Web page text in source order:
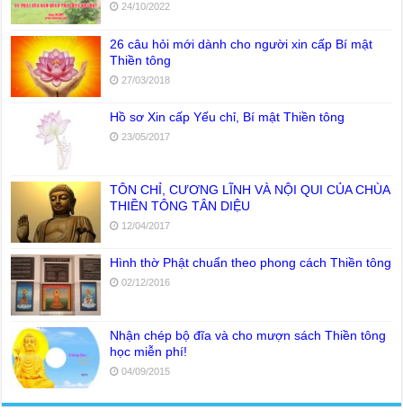
24/10/2022
26 câu hỏi mới dành cho người xin cấp Bí mật
Thiền tông
27/03/2018
Hồ sơ Xin cấp Yếu chỉ, Bí mật Thiền tông
23/05/2017
TÔN CHỈ, CƯƠNG LĨNH VÀ NỘI QUI CỦA CHÙA
THIỀN TÔNG TÂN DIỆU
12/04/2017
Hình thờ Phật chuẩn theo phong cách Thiền tông
02/12/2016
Nhận chép bộ đĩa và cho mượn sách Thiền tông
học miễn phí!
04/09/2015